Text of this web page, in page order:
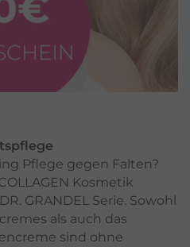
Pflege gegen Falten?
Kosmetik
GRANDEL Serie. Sowohl
als auch das
sind ohne